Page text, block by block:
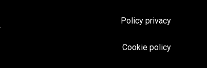
Policy privacy
Cookie policy